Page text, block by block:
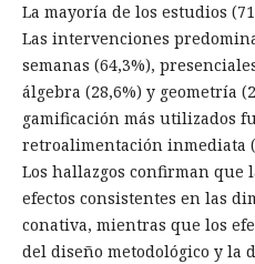
La mayoría de los estudios
Las intervenciones
semanas (64,3%),
álgebra (28,6%) y geometría
gamificación más utilizados
retroalimentación inmediata
Los hallazgos confirman que
efectos consistentes en las
conativa, mientras que los
del diseño metodológico y la